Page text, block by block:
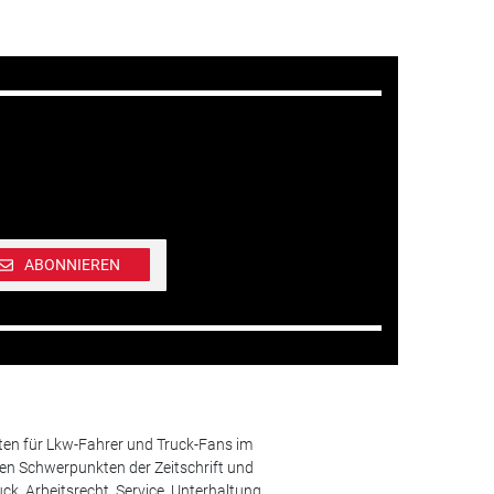
ABONNIEREN
für Lkw-Fahrer und Truck-Fans im
Schwerpunkten der Zeitschrift und
Arbeitsrecht, Service, Unterhaltung.